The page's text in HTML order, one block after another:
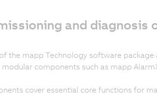
and diagnosis
the mapp Technology software package
components such as mapp
cover essential core functions for